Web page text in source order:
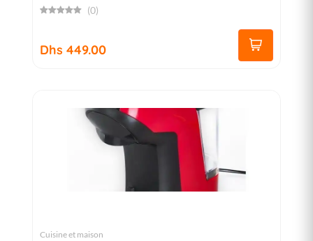
(0)
Dhs 449.00
Cuisine et maison